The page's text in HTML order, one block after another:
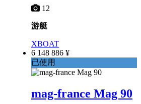
12
游艇
XBOAT
6 148 886 ¥
已使用
mag-france Mag 90